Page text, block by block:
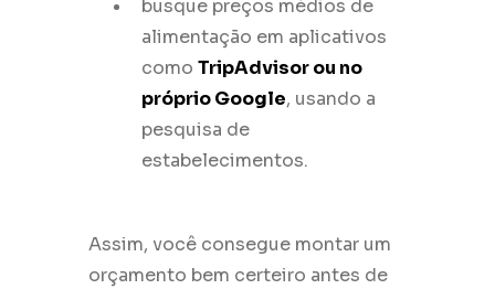
busque preços médios de
alimentação em aplicativos
como TripAdvisor ou no
próprio Google, usando a
pesquisa de
estabelecimentos.
Assim, você consegue montar um
orçamento bem certeiro antes de